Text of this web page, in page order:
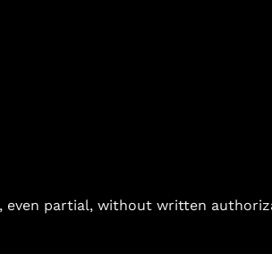
even partial, without written